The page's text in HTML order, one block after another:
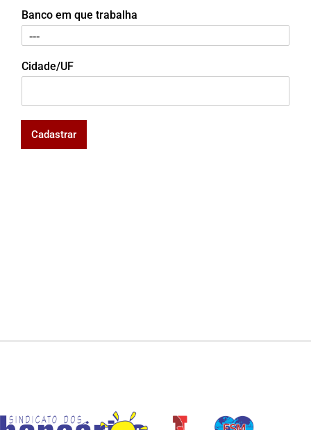
Banco em que trabalha
Cidade/UF
Cadastrar